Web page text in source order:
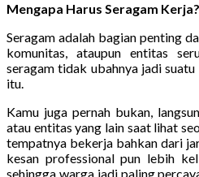
Mengapa Harus Seragam Kerja?
Seragam adalah bagian penting
komunitas, ataupun entitas
seragam tidak ubahnya jadi
itu.
Kamu juga pernah bukan,
atau entitas yang lain saat lihat
tempatnya bekerja bahkan dari
kesan professional pun lebih
sehingga warga jadi paling